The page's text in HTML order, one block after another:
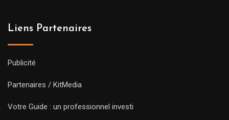
Liens Partenaires
Publicité
Partenaires / KitMedia
Votre Guide : un professionnel investi